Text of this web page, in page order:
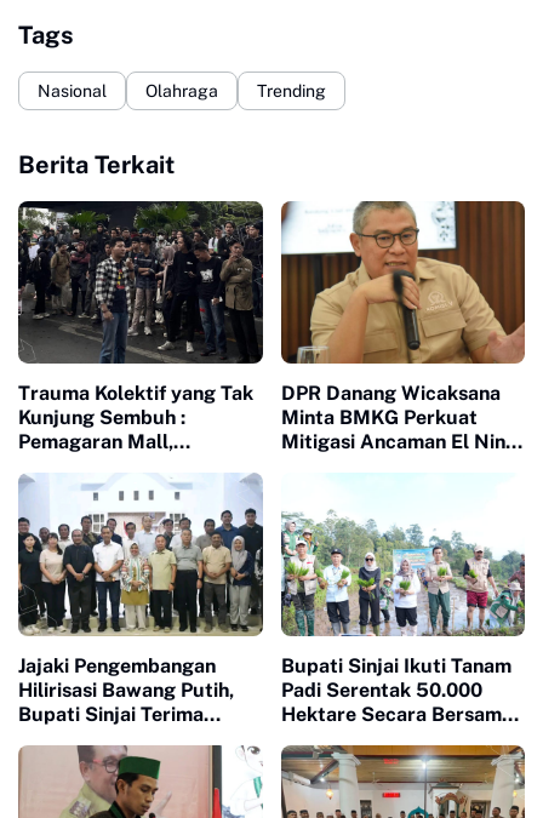
Tags
Nasional Olahraga Trending
Berita Terkait
Trauma Kolektif yang Tak
Kunjung Sembuh :
Pemagaran Mall,
dan Memori Kelam 1998
DPR Danang Wicaksana
Minta BMKG Perkuat
Mitigasi Ancaman El Nino
Jajaki Pengembangan
Hilirisasi Bawang Putih,
Bupati Sinjai Terima
Bupati Sinjai Ikuti Tanam
Padi Serentak 50.000
Hektare Secara Bersama